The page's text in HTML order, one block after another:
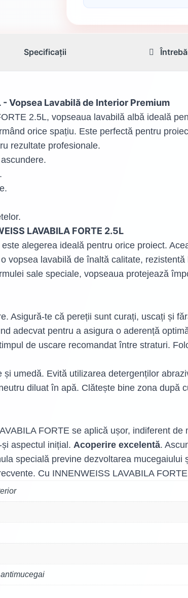
Specificații
- Vopsea Lavabilă de Interior Premium
2.5L, vopseaua lavabilă albă ideală
orice spațiu. Este perfectă pentru
rezultate profesionale.
LAVABILA FORTE 2.5L
alegerea ideală pentru orice proiect.
vopsea lavabilă de înaltă calitate,
sale speciale, vopseaua protejează
Asigură-te că pereții sunt curați, uscați și
adecvat pentru a asigura o aderență
de uscare recomandat între straturi.
umedă. Evită utilizarea detergenților
diluat în apă. Clătește bine zona după
FORTE se aplică ușor, indiferent de
aspectul inițial. Acoperire excelentă.
specială previne dezvoltarea mucegaiului
Cu INNENWEISS LAVABILA